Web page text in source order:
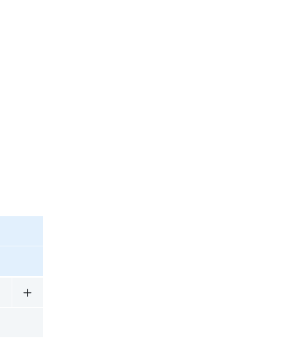
Undermeny för Lagar och regler